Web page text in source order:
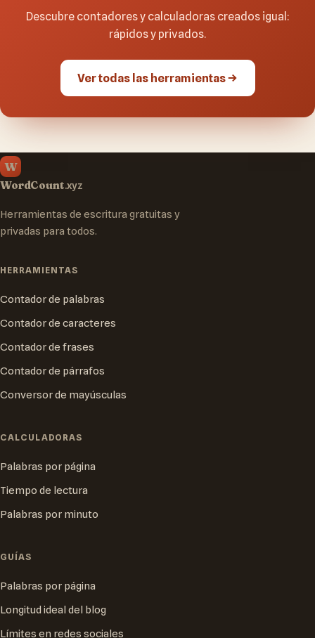
Descubre contadores y calculadoras creados igual:
rápidos y privados.
Ver todas las herramientas
W
WordCount.xyz
Herramientas de escritura gratuitas y
privadas para todos.
HERRAMIENTAS
Contador de palabras
Contador de caracteres
Contador de frases
Contador de párrafos
Conversor de mayúsculas
CALCULADORAS
Palabras por página
Tiempo de lectura
Palabras por minuto
GUÍAS
Palabras por página
Longitud ideal del blog
Límites en redes sociales